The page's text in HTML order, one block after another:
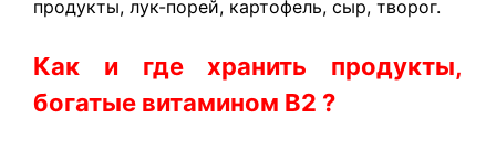
продукты, лук-порей, картофель, сыр, творог.
Как и где хранить продукты,
богатые витамином В2 ?